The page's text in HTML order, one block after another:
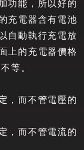
功能，所以好的
充電器含有電池
自動執行充電放
上的充電器價格
等。
，而不管電壓的
，而不管電流的